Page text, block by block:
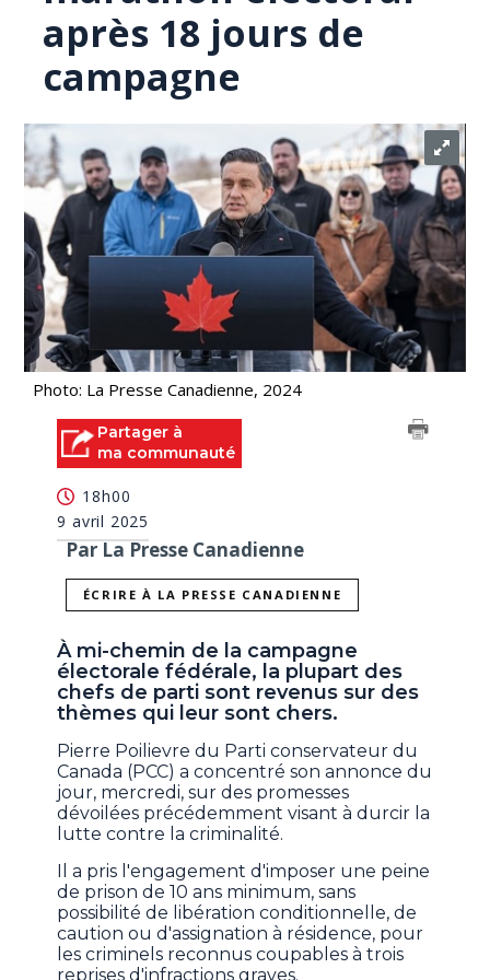
après 18 jours de
campagne
Photo: La Presse Canadienne, 2024
Partager à
ma communauté
18h00
9 avril 2025
Par La Presse Canadienne
ÉCRIRE À LA PRESSE CANADIENNE
À mi-chemin de la campagne
électorale fédérale, la plupart des
chefs de parti sont revenus sur des
thèmes qui leur sont chers.
Pierre Poilievre du Parti conservateur du
Canada (PCC) a concentré son annonce du
jour, mercredi, sur des promesses
dévoilées précédemment visant à durcir la
lutte contre la criminalité.
Il a pris l'engagement d'imposer une peine
de prison de 10 ans minimum, sans
possibilité de libération conditionnelle, de
caution ou d'assignation à résidence, pour
les criminels reconnus coupables à trois
reprises d'infractions graves.